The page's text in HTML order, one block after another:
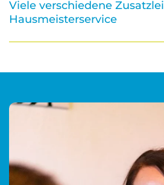
Viele verschiedene
Hausmeisterservice